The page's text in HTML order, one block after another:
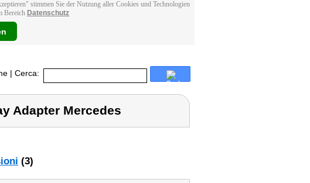
stimmen Sie der Nutzung aller Cookies und Technologien
Bereich Datenschutz
| Cerca:
Adapter Mercedes
(3)